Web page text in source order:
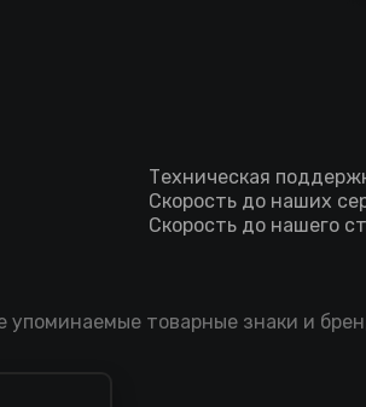
Техническая
Скорость до наших
Скорость до нашего
упоминаемые товарные знаки и